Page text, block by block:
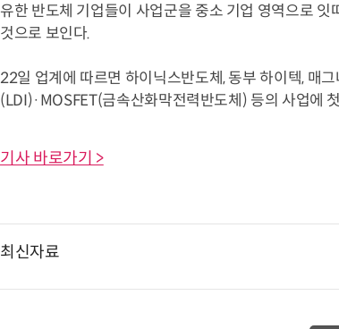
유한 반도체 기업들이 사업군을 중소 기업 영역으로
것으로 보인다.
22일 업계에 따르면 하이닉스반도체, 동부 하이텍, 매
(LDI)·MOSFET(금속산화막전력반도체) 등의 사업에
기사 바로가기 >
최신자료